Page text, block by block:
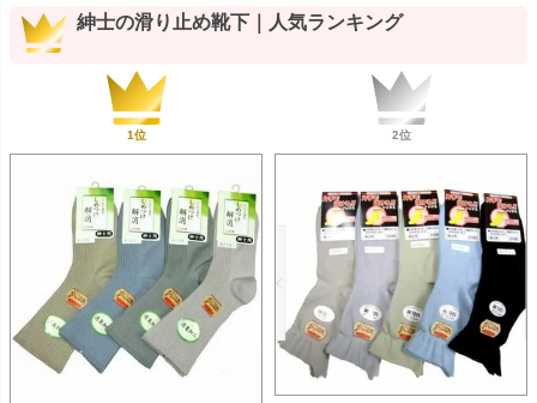
紳士の滑り止め靴下｜人気ランキング